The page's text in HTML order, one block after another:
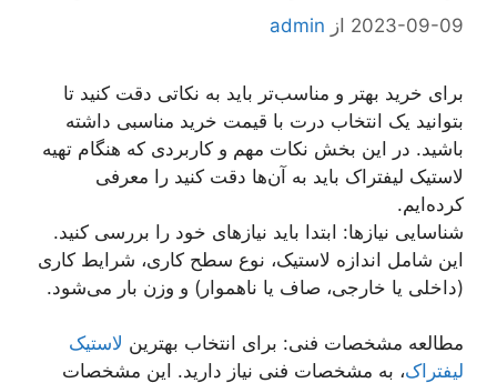
2023-09-09 از admin
برای خرید بهتر و مناسب‌تر باید به نکاتی دقت کنید تا
بتوانید یک انتخاب درت با قیمت خرید مناسبی داشته
باشید. در این بخش نکات مهم و کاربردی که هنگام تهیه
لاستیک لیفتراک باید به آن‌ها دقت کنید را معرفی
کرده‌ایم.
شناسایی نیازها: ابتدا باید نیازهای خود را بررسی کنید.
این شامل اندازه لاستیک، نوع سطح کاری، شرایط کاری
(داخلی یا خارجی، صاف یا ناهموار) و وزن بار می‌شود.
مطالعه مشخصات فنی: برای انتخاب بهترین لاستیک
لیفتراک، به مشخصات فنی نیاز دارید. این مشخصات